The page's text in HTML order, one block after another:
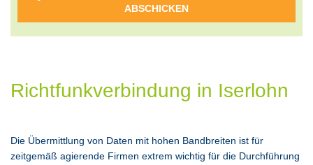
Richtfunkverbindung in Iserlohn
Die Übermittlung von Daten mit hohen Bandbreiten ist für
zeitgemäß agierende Firmen extrem wichtig für die Durchführung